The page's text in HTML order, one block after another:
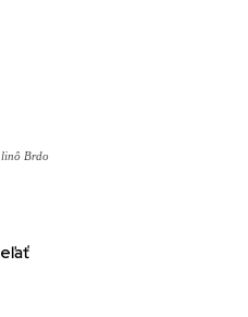
Brdo